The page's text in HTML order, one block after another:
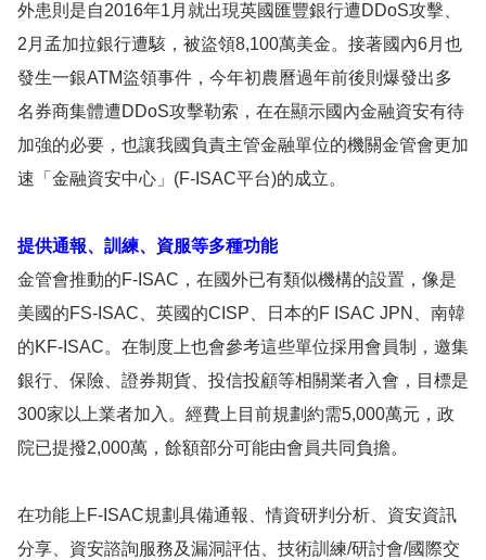
外患則是自2016年1月就出現英國匯豐銀行遭DDoS攻擊、
2月孟加拉銀行遭駭，被盜領8,100萬美金。接著國內6月也
發生一銀ATM盜領事件，今年初農曆過年前後則爆發出多
名券商集體遭DDoS攻擊勒索，在在顯示國內金融資安有待
加強的必要，也讓我國負責主管金融單位的機關金管會更加
速「金融資安中心」(F-ISAC平台)的成立。
提供通報、訓練、資服等多種功能
金管會推動的F-ISAC，在國外已有類似機構的設置，像是
美國的FS-ISAC、英國的CISP、日本的F ISAC JPN、南韓
的KF-ISAC。在制度上也會參考這些單位採用會員制，邀集
銀行、保險、證券期貨、投信投顧等相關業者入會，目標是
300家以上業者加入。經費上目前規劃約需5,000萬元，政
院已提撥2,000萬，餘額部分可能由會員共同負擔。
在功能上F-ISAC規劃具備通報、情資研判分析、資安資訊
分享、資安諮詢服務及漏洞評估、技術訓練/研討會/國際交